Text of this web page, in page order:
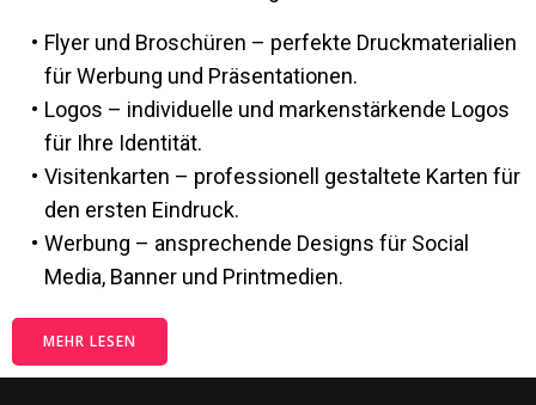
Flyer und Broschüren – perfekte Druckmaterialien
für Werbung und Präsentationen.
Logos – individuelle und markenstärkende Logos
für Ihre Identität.
Visitenkarten – professionell gestaltete Karten für
den ersten Eindruck.
Werbung – ansprechende Designs für Social
Media, Banner und Printmedien.
MEHR LESEN